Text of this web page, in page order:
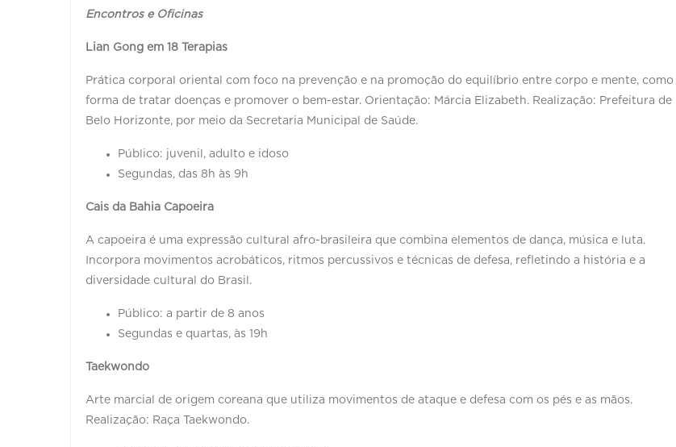
Encontros e Oficinas
Lian Gong em 18 Terapias
Prática corporal oriental com foco na prevenção e na promoção do equilíbrio entre corpo e mente, como
forma de tratar doenças e promover o bem-estar. Orientação: Márcia Elizabeth. Realização: Prefeitura de
Belo Horizonte, por meio da Secretaria Municipal de Saúde.
Público: juvenil, adulto e idoso
Segundas, das 8h às 9h
Cais da Bahia Capoeira
A capoeira é uma expressão cultural afro-brasileira que combina elementos de dança, música e luta.
Incorpora movimentos acrobáticos, ritmos percussivos e técnicas de defesa, refletindo a história e a
diversidade cultural do Brasil.
Público: a partir de 8 anos
Segundas e quartas, às 19h
Taekwondo
Arte marcial de origem coreana que utiliza movimentos de ataque e defesa com os pés e as mãos.
Realização: Raça Taekwondo.